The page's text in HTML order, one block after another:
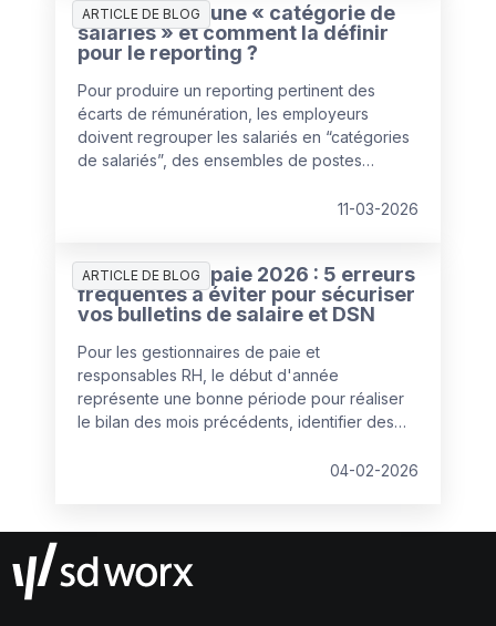
ARTICLE DE BLOG
Qu’est-ce qu’une « catégorie de
salariés » et comment la définir
pour le reporting ?
Pour produire un reporting pertinent des
écarts de rémunération, les employeurs
doivent regrouper les salariés en “catégories
de salariés”, des ensembles de postes
11-03-2026
ARTICLE DE BLOG
Gestion de la paie 2026 : 5 erreurs
fréquentes à éviter pour sécuriser
vos bulletins de salaire et DSN
Pour les gestionnaires de paie et
responsables RH, le début d'année
représente une bonne période pour réaliser
le bilan des mois précédents, identifier des
de paie et les processus de paie. Qualité de
des managers… Johanne Decelle,
gestionnaire de paie confirmée chez SD
Worx, partage ses recommandations pour
04-02-2026